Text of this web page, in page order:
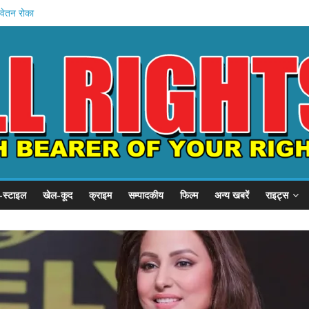
में मौत
रोका
शाह
मंत्रालय
खेल-कूद क्राइम सम्पादकीय फिल्म अन्य खबरें राइट्स